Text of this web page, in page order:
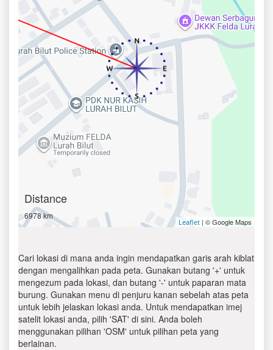
Distance
6978 km
Leaflet | © Google Maps
Cari lokasi di mana anda ingin mendapatkan garis arah kiblat
dengan mengalihkan pada peta. Gunakan butang '+' untuk
mengezum pada lokasi, dan butang '-' untuk paparan mata
burung. Gunakan menu di penjuru kanan sebelah atas peta
untuk lebih jelaskan lokasi anda. Untuk mendapatkan imej
satelit lokasi anda, pilih 'SAT' di sini. Anda boleh
menggunakan pilihan 'OSM' untuk pilihan peta yang
berlainan.